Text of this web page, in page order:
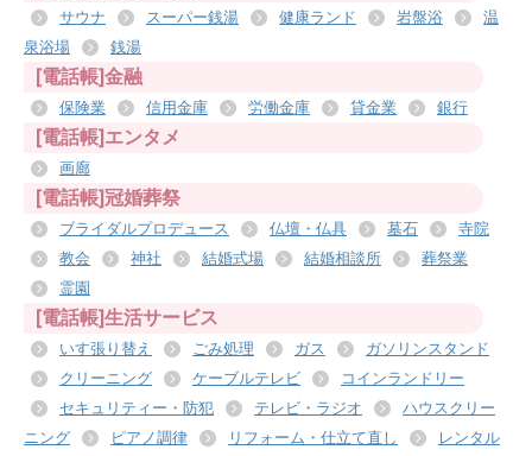
サウナ スーパー銭湯 健康ランド 岩盤浴
温
泉浴場
銭湯
[電話帳]金融
保険業 信用金庫 労働金庫 貸金業 銀行
[電話帳]エンタメ
画廊
[電話帳]冠婚葬祭
ブライダルプロデュース 仏壇・仏具 墓石
寺院
教会
神社 結婚式場 結婚相談所
葬祭業
霊園
[電話帳]生活サービス
いす張り替え ごみ処理 ガス
ガソリンスタンド
クリーニング
ケーブルテレビ
コインランドリー
セキュリティー・防犯
テレビ・ラジオ
ハウスクリー
ニング
ピアノ調律 リフォーム・仕立て直し
レンタル